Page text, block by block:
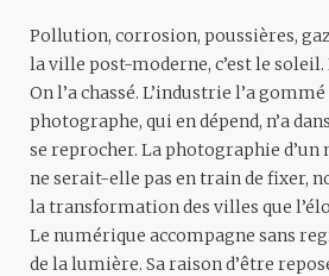
Pollution, corrosion, poussières,
la ville post-moderne, c’est le soleil.
On l’a chassé. L’industrie l’a
photographe, qui en dépend, n’a
se reprocher. La photographie
ne serait-elle pas en train de fixer,
la transformation des villes que
Le numérique accompagne sans
de la lumière. Sa raison d’être